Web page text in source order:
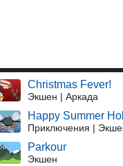
Christmas Fever!
Экшен | Аркада
Happy Summer
Приключения |
Parkour
Экшен